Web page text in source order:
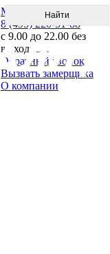
Меню
8 (495) 220-51-88
с 9.00 до 22.00 без
выходных
Обратный звонок
Вызвать замерщика
О компании